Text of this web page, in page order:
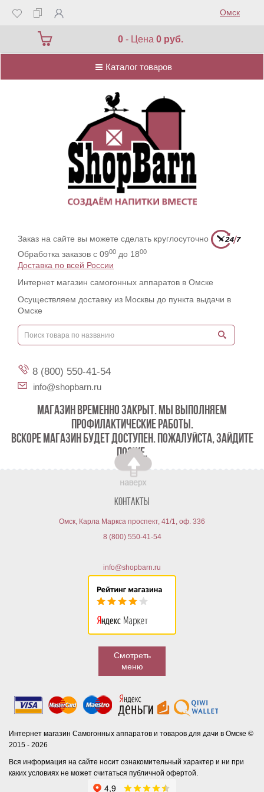
Омск
0 - Цена0 руб.
Каталог товаров
Каталог товаров
Заказ на сайте вы можете сделать круглосуточно
Обработка заказов с 0900 до 1800
Доставка по всей России
Интернет магазин самогонных аппаратов в Омске
Осуществляем доставку из Москвы до пункта выдачи в
Омске
8 (800) 550-41-54
info@shopbarn.ru
МАГАЗИН ВРЕМЕННО ЗАКРЫТ. МЫ ВЫПОЛНЯЕМ
ПРОФИЛАКТИЧЕСКИЕ РАБОТЫ.
ВСКОРЕ МАГАЗИН БУДЕТ ДОСТУПЕН. ПОЖАЛУЙСТА, ЗАЙДИТЕ
ПОЗЖЕ.
Контакты
Омск, Карла Маркса проспект, 41/1, оф. 336
8 (800) 550-41-54
info@shopbarn.ru
Смотреть
меню
Интернет магазин Самогонных аппаратов и товаров для дачи в Омске ©
2015 - 2026
Вся информация на сайте носит ознакомительный характер и ни при
каких условиях не может считаться публичной офертой.